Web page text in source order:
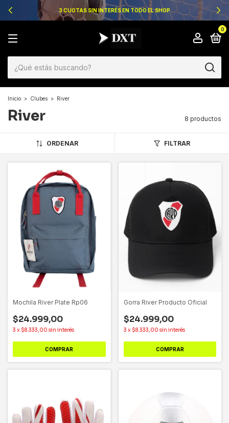
3 CUOTAS SIN INTERÉS EN TODO EL SHOP
0
Inicio > Clubes > River
River 8 productos
ORDENAR FILTRAR
Mochila River Plate Rp06
$24.999,00
3 x $8.333,00 sin interés
COMPRAR
Gorra River Producto Oficial
$24.999,00
3 x $8.333,00 sin interés
COMPRAR